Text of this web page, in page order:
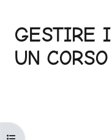
GESTIRE
UN CORSO